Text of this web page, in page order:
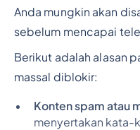
Anda mungkin akan
sebelum mencapai
Berikut adalah alasan
massal diblokir:
Konten spam atau
menyertakan kata-